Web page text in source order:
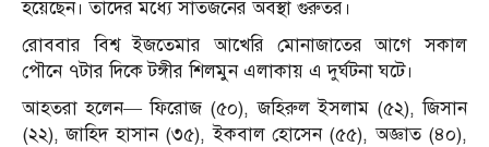
হয়েছেন। তাদের মধ্যে সাতজনের অবস্থা গুরুতর।
রোববার বিশ্ব ইজতেমার আখেরি মোনাজাতের আগে সকাল
পৌনে ৭টার দিকে টঙ্গীর শিলমুন এলাকায় এ দুর্ঘটনা ঘটে।
আহতরা হলেন— ফিরোজ (৫০), জহিরুল ইসলাম (৫২), জিসান
(২২), জাহিদ হাসান (৩৫), ইকবাল হোসেন (৫৫), অজ্ঞাত (৪০),